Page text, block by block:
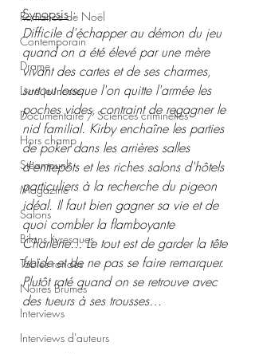
Romance de Noël
Contemporain
Drame
Livre jeunesse
Documentaire / Sciences criminelles
Hors champ
Steampunk
Magazine
Salons
Bilans livresques
Tables rondes
Noires Brumes
Interviews
Interviews d'auteurs
Synopsis :
Difficile d'échapper au démon du jeu
quand on a été élevé par une mère
vivant des cartes et de ses charmes,
surtout lorsque l'on quitte l'armée les
poches vides, contraint de regagner le
nid familial. Kirby enchaîne les parties
de poker dans les arrières salles
d'entrepôts et les riches salons d'hôtels
particuliers à la recherche du pigeon
idéal. Il faut bien gagner sa vie et de
quoi combler la flamboyante
Charlène... Le tout est de garder la tête
froide et de ne pas se faire remarquer.
Plutôt raté quand on se retrouve avec
des tueurs à ses trousses…